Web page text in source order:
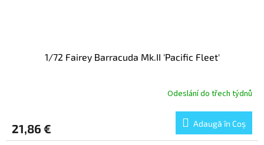
1/72 Fairey Barracuda Mk.II 'Pacific Fleet'
Odeslání do třech týdnů
21,86 € Adaugă în Coş